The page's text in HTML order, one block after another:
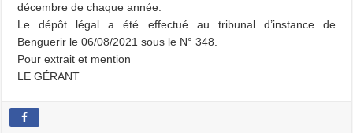
décembre de chaque année.
Le dépôt légal a été effectué au tribunal d’instance de
Benguerir le 06/08/2021 sous le N° 348.
Pour extrait et mention
LE GÉRANT